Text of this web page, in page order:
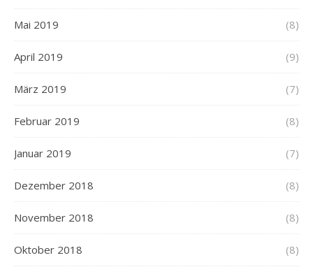
Mai 2019 (8)
April 2019 (9)
März 2019 (7)
Februar 2019 (8)
Januar 2019 (7)
Dezember 2018 (8)
November 2018 (8)
Oktober 2018 (8)